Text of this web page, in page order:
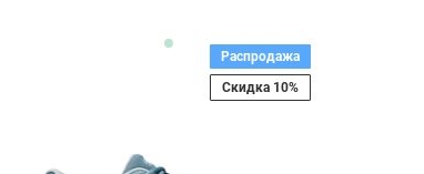
Распродажа
Скидка 10%